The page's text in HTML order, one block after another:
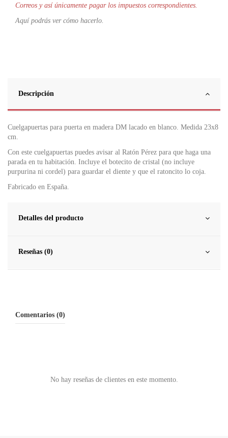
Correos y así únicamente pagar los impuestos correspondientes.
Aquí podrás ver cómo hacerlo.
Descripción
Cuelgapuertas para puerta en madera DM lacado en blanco. Medida 23x8
cm.
Con este cuelgapuertas puedes avisar al Ratón Pérez para que haga una
parada en tu habitación. Incluye el botecito de cristal (no incluye
purpurina ni cordel) para guardar el diente y que el ratoncito lo coja.
Fabricado en España.
Detalles del producto
Reseñas (0)
Comentarios (0)
No hay reseñas de clientes en este momento.